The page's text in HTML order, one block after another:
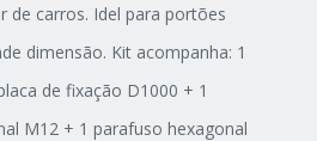
de carros. Idel para portões
dimensão. Kit acompanha: 1
de fixação D1000 + 1
M12 + 1 parafuso hexagonal